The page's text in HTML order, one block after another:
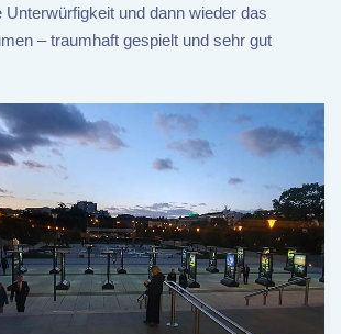
Unterwürfigkeit und dann wieder das
– traumhaft gespielt und sehr gut